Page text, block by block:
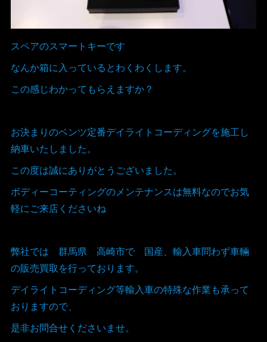
スペアのスマートキーです
なんか箱に入っているとわくわくします。
この感じわかってもらえますか？
お決まりのベンツ定番デイライトコーディングを施工し
納車いたしました。
この度は誠にありがとうございました。
ボディーコーティングのメンテナンスは無料なのでお気
軽にご来店くださいね
弊社では 群馬県 高崎市で 国産、輸入車問わず車輛
の販売買取を行っております。
デイライトコーディング等輸入車の特殊な作業も承って
おりますので、
是非お問合せくださいませ。